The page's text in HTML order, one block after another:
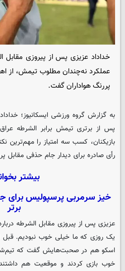
خداداد عزیزی پس از پیروزی مقابل
عملکرد نه‌چندان مطلوب تیمش، از
پررنگ هواداران گفت.
به گزارش گروه ورزشی ایسکانیوز؛
پس از برتری تیمش برابر الشرطه
بازیکنان، کسب سه امتیاز را مهم‌ترین
رأی صادره برای دیدار جام حذفی مقابل
بیشتر
خیز سرمربی پرسپولیس برای
برتر
عزیزی پس از پیروزی مقابل الشرطه
یک روزی که ما خیلی خوب نبودیم. قبل
اسکو هم در صحبت‌هایش گفت که
خوب بازی کردند و موقعیت هم